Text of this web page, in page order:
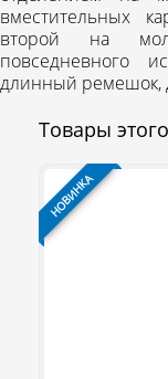
вместительных
второй на
повседневного
длинный ремешок,
Товары
НОВИНКА